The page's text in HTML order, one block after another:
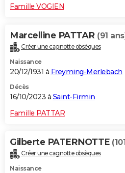
Famille VOGIEN
Marcelline PATTAR (91
Créer une cagnotte obsèques
Naissance
20/12/1931 à Freyming-Merlebach
Décès
16/10/2023 à Saint-Firmin
Famille PATTAR
Gilberte PATERNOTTE
Créer une cagnotte obsèques
Naissance